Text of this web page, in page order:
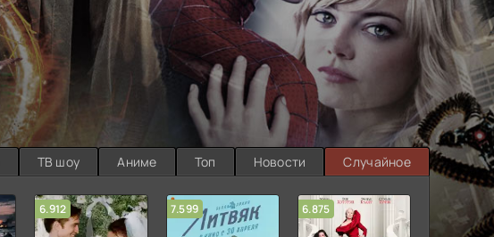
ТВ шоу Аниме Топ Новости Случайное
6.912 7.599 6.875 6.314